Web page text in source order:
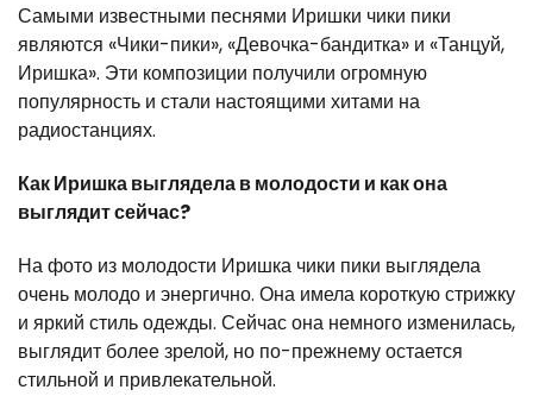
Самыми известными песнями Иришки чики пики
являются «Чики-пики», «Девочка-бандитка» и «Танцуй,
Иришка». Эти композиции получили огромную
популярность и стали настоящими хитами на
радиостанциях.
Как Иришка выглядела в молодости и как она
выглядит сейчас?
На фото из молодости Иришка чики пики выглядела
очень молодо и энергично. Она имела короткую стрижку
и яркий стиль одежды. Сейчас она немного изменилась,
выглядит более зрелой, но по-прежнему остается
стильной и привлекательной.